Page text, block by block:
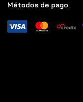
Métodos de pago